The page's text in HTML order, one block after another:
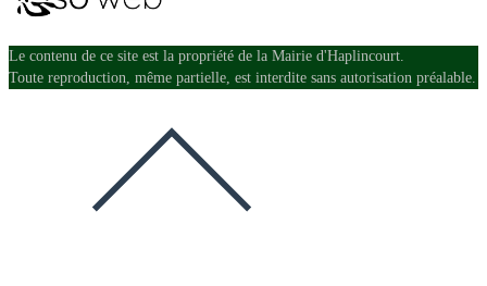
Le contenu de ce site est la propriété de la Mairie d'Haplincourt.
Toute reproduction, même partielle, est interdite sans autorisation préalable.